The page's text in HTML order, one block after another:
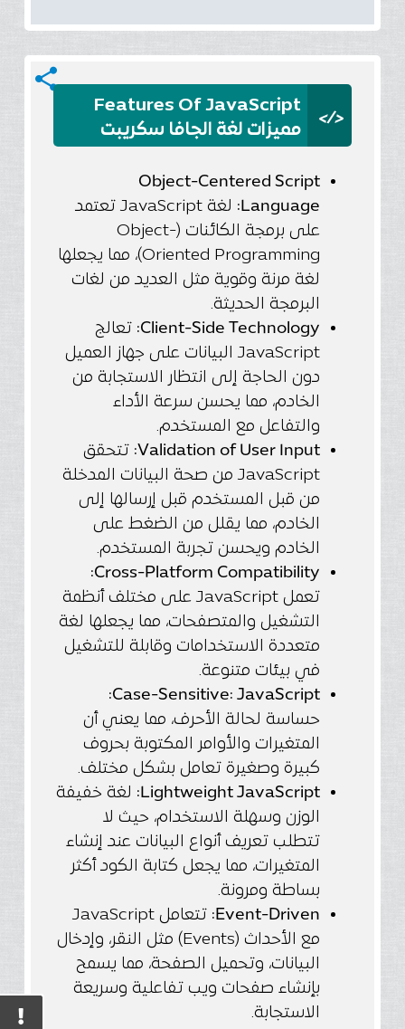
share
</>
Features Of JavaScript
مميزات لغة الجافا سكريبت
Object-Centered Script
Language:
لغة JavaScript تعتمد
على برمجة الكائنات (Object-
Oriented Programming)، مما يجعلها
لغة مرنة وقوية مثل العديد من لغات
البرمجة الحديثة.
Client-Side Technology: تعالج
JavaScript البيانات على جهاز العميل
دون الحاجة إلى انتظار الاستجابة من
الخادم، مما يحسن سرعة الأداء
والتفاعل مع المستخدم.
Validation of User Input: تتحقق
JavaScript من صحة البيانات المدخلة
من قبل المستخدم قبل إرسالها إلى
الخادم، مما يقلل من الضغط على
الخادم ويحسن تجربة المستخدم.
Cross-Platform Compatibility:
تعمل JavaScript على مختلف أنظمة
التشغيل والمتصفحات، مما يجعلها لغة
متعددة الاستخدامات وقابلة للتشغيل
في بيئات متنوعة.
Case-Sensitive: JavaScript:
حساسة لحالة الأحرف، مما يعني أن
المتغيرات والأوامر المكتوبة بحروف
كبيرة وصغيرة تعامل بشكل مختلف.
Lightweight JavaScript: لغة خفيفة
الوزن وسهلة الاستخدام، حيث لا
تتطلب تعريف أنواع البيانات عند إنشاء
المتغيرات، مما يجعل كتابة الكود أكثر
بساطة ومرونة.
Event-Driven:
تتعامل JavaScript
مع الأحداث (Events) مثل النقر، وإدخال
البيانات، وتحميل الصفحة، مما يسمح
بإنشاء صفحات ويب تفاعلية وسريعة
الاستجابة.